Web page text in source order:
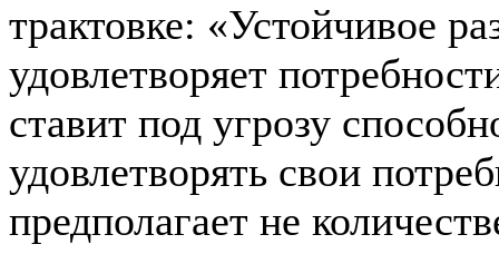
трактовке: «Устойчивое
удовлетворяет
ставит под угрозу
удовлетворять свои
предполагает не